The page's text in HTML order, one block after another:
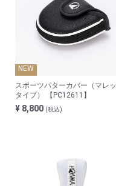
NEW
スポーツパターカバー（マレ
タイプ） 【PC12611】
¥ 8,800 (税込)